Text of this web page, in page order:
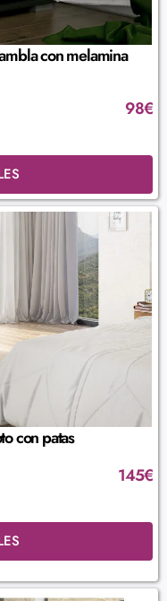
con melamina
98€
con patas
145€